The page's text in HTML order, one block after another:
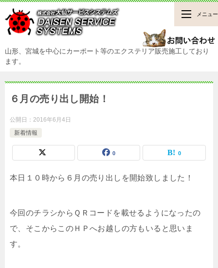
山形、宮城を中心にカーポート等のエクステリア販売施工しており
ます。
メニュー
６月の売り出し開始！
公開日： 2016年6月4日
新着情報
0 0
本日１０時から６月の売り出しを開始致しました！
今回のチラシからＱＲコードを載せるようになったの
で、そこからこのＨＰへお越しの方もいると思いま
す。